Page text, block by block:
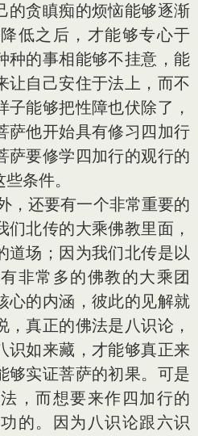
的贪瞋痴的烦恼能够逐渐
低之后，才能够专心于
种的事相能够不挂意，能
让自己安住于法上，而不
能够把性障也伏除了，
萨他开始具有修习四加行
萨要修学四加行的观行的
条件。
还要有一个非常重要的
北传的大乘佛教里面，
道场；因为我们北传是以
非常多的佛教的大乘团
心的内涵，彼此的见解就
真正的佛法是八识论，
识如来藏，才能够真正来
够实证菩萨的初果。可是
，而想要来作四加行的
的。因为八识论跟六识